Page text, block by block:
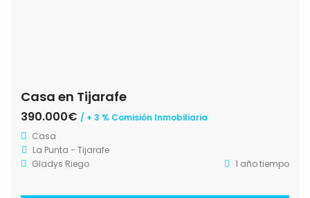
Casa en Tijarafe
390.000€ / + 3 % Comisión Inmobiliaria
Casa
La Punta - Tijarafe
Gladys Riego
1 año tiempo